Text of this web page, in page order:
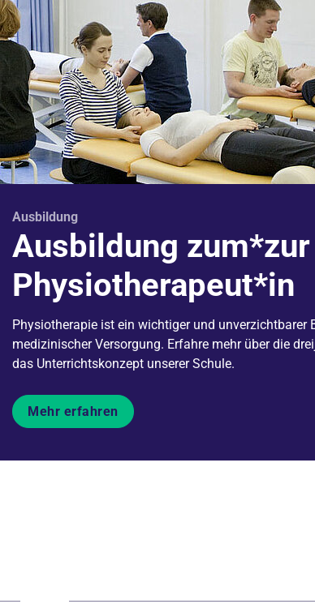
Ausbildung
Ausbildung zum*zur
Physiotherapeut*in
Physiotherapie ist ein wichtiger und unverzichtbarer
medizinischer Versorgung. Erfahre mehr über die
das Unterrichtskonzept unserer Schule.
Mehr erfahren